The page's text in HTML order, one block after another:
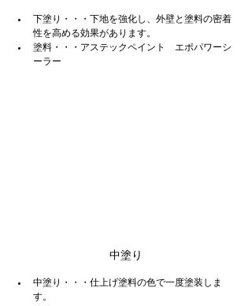
下塗り・・・下地を強化し、外壁と塗料の密着
性を高める効果があります。
塗料・・・アステックペイント　エポパワーシ
ーラー
中塗り
中塗り・・・仕上げ塗料の色で一度塗装しま
す。